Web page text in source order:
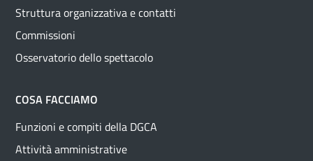
Struttura organizzativa e contatti
Commissioni
Osservatorio dello spettacolo
COSA FACCIAMO
Funzioni e compiti della DGCA
Attività amministrative